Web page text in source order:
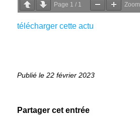
Page 1 / 1 Zoom
télécharger cette actu
22 février 2023
Partager cet entrée